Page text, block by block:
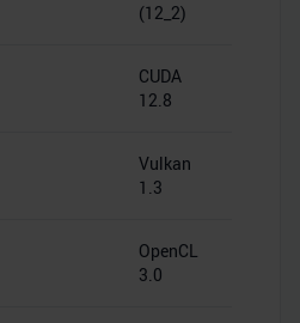
(12_2)
CUDA
12.8
Vulkan
1.3
OpenCL
3.0